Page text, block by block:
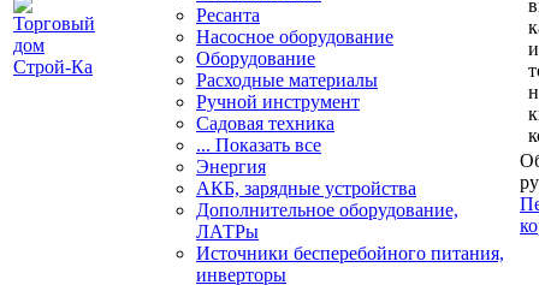
Ресанта
Насосное оборудование
Оборудование
Расходные материалы
Ручной инструмент
Садовая техника
... Показать все
Энергия
АКБ, зарядные устройства
Дополнительное оборудование,
ЛАТРы
Источники бесперебойного питания,
инверторы